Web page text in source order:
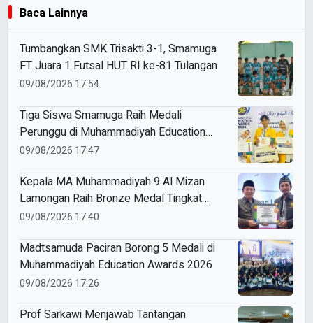
Baca Lainnya
Tumbangkan SMK Trisakti 3-1, Smamuga
FT Juara 1 Futsal HUT RI ke-81 Tulangan
09/08/2026 17:54
Tiga Siswa Smamuga Raih Medali
Perunggu di Muhammadiyah Education
Awards 2026
09/08/2026 17:47
Kepala MA Muhammadiyah 9 Al Mizan
Lamongan Raih Bronze Medal Tingkat
Jawa Timur pada ME Awards 2026
09/08/2026 17:40
Madtsamuda Paciran Borong 5 Medali di
Muhammadiyah Education Awards 2026
09/08/2026 17:26
Prof Sarkawi Menjawab Tantangan